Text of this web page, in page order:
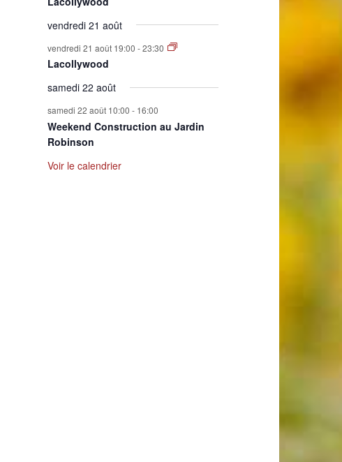
vendredi 21 août
vendredi 21 août 19:00 -23:30
Lacollywood
samedi 22 août
samedi 22 août 10:00 - 16:00
Weekend Construction au Jardin
Robinson
Voir le calendrier